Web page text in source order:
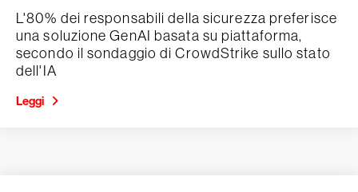
L'80% dei responsabili della sicurezza preferisce
una soluzione GenAI basata su piattaforma,
secondo il sondaggio di CrowdStrike sullo stato
dell'IA
Leggi